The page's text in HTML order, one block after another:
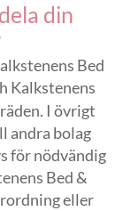
din
Bed
Kalkstenens
I övrigt
andra bolag
för nödvändig
Bed &
eller